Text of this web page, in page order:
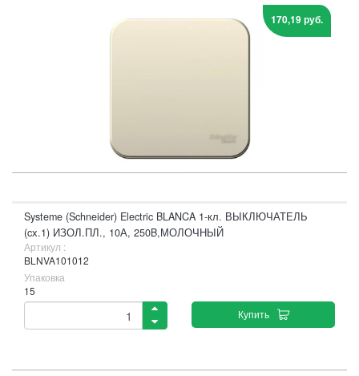
170,19 руб.
Systeme (Schneider) Electric BLANCA 1-кл. ВЫКЛЮЧАТЕЛЬ
(cх.1) ИЗОЛ.ПЛ., 10А, 250B,МОЛОЧНЫЙ
Артикул :
BLNVA101012
Упаковка
15
Купить